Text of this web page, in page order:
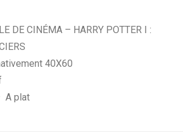
DE CINÉMA – HARRY POTTER I :
40X60
A plat